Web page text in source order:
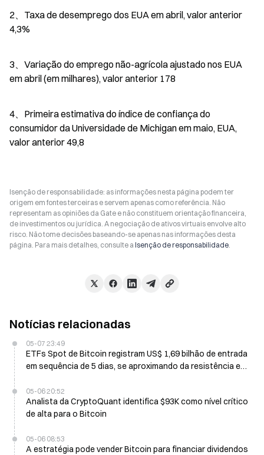
2、Taxa de desemprego dos EUA em abril, valor anterior
4,3%
3、Variação do emprego não-agrícola ajustado nos EUA
em abril (em milhares), valor anterior 178
4、Primeira estimativa do índice de confiança do
consumidor da Universidade de Michigan em maio, EUA,
valor anterior 49,8
Isenção de responsabilidade: as informações nesta página podem ter
origem em fontes terceiras e servem apenas como referência. Não
representam as opiniões da Gate e não constituem orientação financeira,
de investimentos ou jurídica. A negociação de ativos virtuais envolve alto
risco. Não tome decisões baseando-se apenas nas informações desta
página. Para mais detalhes, consulte a Isenção de responsabilidade.
Notícias relacionadas
05-07 23:49
ETFs Spot de Bitcoin registram US$ 1,69 bilhão de entrada
em sequência de 5 dias, se aproximando da resistência em
05-06 20:52
Analista da CryptoQuant identifica $93K como nível crítico
de alta para o Bitcoin
05-06 08:53
A estratégia pode vender Bitcoin para financiar dividendos